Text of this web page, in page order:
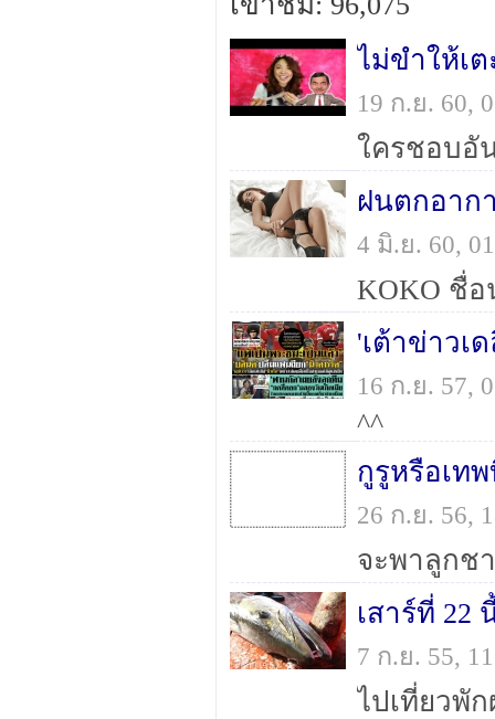
ไม่ขำให้เ
19 ก.ย. 60,
4 มิ.ย. 60,
KOKO ชื่อ
16 ก.ย. 57,
^^
กูรูหรือเท
26 ก.ย. 56,
เสาร์ที่ 22
7 ก.ย. 55,